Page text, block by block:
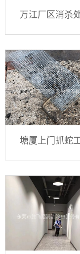
万江厂区消杀
塘厦上门抓蛇